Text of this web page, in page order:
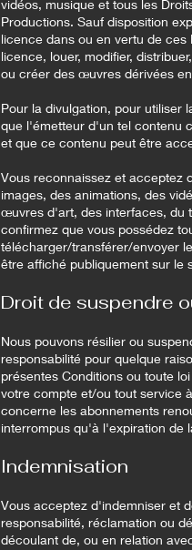
vidéos, musique et tous les
Productions. Sauf disposition
licence dans ou en vertu de
licence, louer, modifier,
ou créer des œuvres dérivées
Pour la divulgation, pour utiliser
que l'émetteur d'un tel contenu
et que ce contenu peut être
Vous reconnaissez et acceptez
images, des animations, des
œuvres d'art, des interfaces, du
confirmez que vous possédez
télécharger/transférer/envoyer
être affiché publiquement sur le
Droit de suspendre
Nous pouvons résilier ou
responsabilité pour quelque
présentes Conditions ou toute
votre compte et/ou tout service
concerne les abonnements
interrompus qu'à l'expiration de
Indemnisation
Vous acceptez d'indemniser et
responsabilité, réclamation ou
découlant de, ou en relation